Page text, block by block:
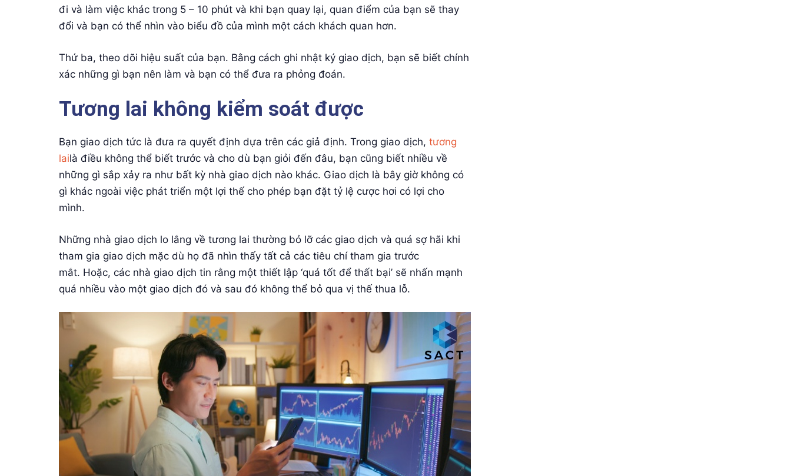
đi và làm việc khác trong 5 – 10 phút và khi bạn quay lại, quan điểm của bạn sẽ thay
đổi và bạn có thể nhìn vào biểu đồ của mình một cách khách quan hơn.
Thứ ba, theo dõi hiệu suất của bạn. Bằng cách ghi nhật ký giao dịch, bạn sẽ biết chính
xác những gì bạn nên làm và bạn có thể đưa ra phỏng đoán.
Tương lai không kiểm soát được
Bạn giao dịch tức là đưa ra quyết định dựa trên các giả định. Trong giao dịch, tương
lailà điều không thể biết trước và cho dù bạn giỏi đến đâu, bạn cũng biết nhiều về
những gì sắp xảy ra như bất kỳ nhà giao dịch nào khác. Giao dịch là bây giờ không có
gì khác ngoài việc phát triển một lợi thế cho phép bạn đặt tỷ lệ cược hơi có lợi cho
mình.
Những nhà giao dịch lo lắng về tương lai thường bỏ lỡ các giao dịch và quá sợ hãi khi
tham gia giao dịch mặc dù họ đã nhìn thấy tất cả các tiêu chí tham gia trước
mắt. Hoặc, các nhà giao dịch tin rằng một thiết lập ‘quá tốt để thất bại’ sẽ nhấn mạnh
quá nhiều vào một giao dịch đó và sau đó không thể bỏ qua vị thế thua lỗ.